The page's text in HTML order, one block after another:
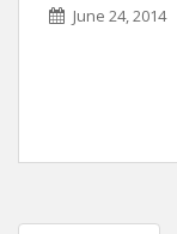
June 24, 2014